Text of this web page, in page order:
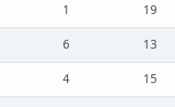
1
19
6
13
4
15